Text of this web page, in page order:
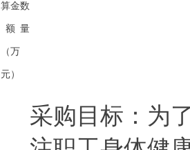
算金
额
（万
元）
数
量
采购目标：为